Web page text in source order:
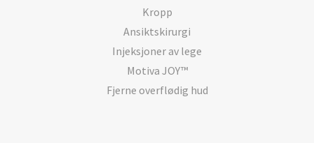
Kropp
Ansiktskirurgi
Injeksjoner av lege
Motiva JOY™
Fjerne overflødig hud